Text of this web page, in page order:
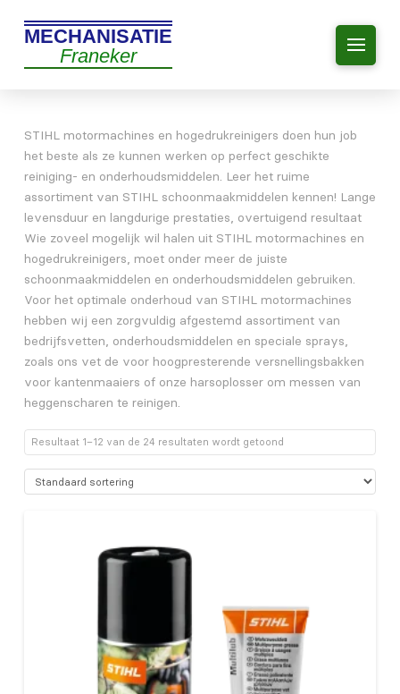
MECHANISATIE
Franeker
STIHL motormachines en hogedrukreinigers doen hun job
het beste als ze kunnen werken op perfect geschikte
reiniging- en onderhoudsmiddelen. Leer het ruime
assortiment van STIHL schoonmaakmiddelen kennen! Lange
levensduur en langdurige prestaties, overtuigend resultaat
Wie zoveel mogelijk wil halen uit STIHL motormachines en
hogedrukreinigers, moet onder meer de juiste
schoonmaakmiddelen en onderhoudsmiddelen gebruiken.
Voor het optimale onderhoud van STIHL motormachines
hebben wij een zorgvuldig afgestemd assortiment van
bedrijfsvetten, onderhoudsmiddelen en speciale sprays,
zoals ons vet de voor hoogpresterende versnellingsbakken
voor kantenmaaiers of onze harsoplosser om messen van
heggenscharen te reinigen.
Resultaat 1–12 van de 24 resultaten wordt getoond